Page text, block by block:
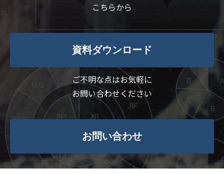
こちらから
資料ダウンロード
ご不明な点はお気軽に
お問い合わせください
お問い合わせ